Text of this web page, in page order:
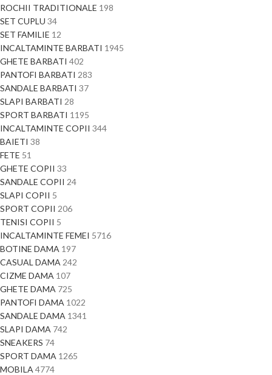
ROCHII TRADITIONALE 198
SET CUPLU 34
SET FAMILIE 12
INCALTAMINTE BARBATI 1945
GHETE BARBATI 402
PANTOFI BARBATI 283
SANDALE BARBATI 37
SLAPI BARBATI 28
SPORT BARBATI 1195
INCALTAMINTE COPII 344
BAIETI 38
FETE 51
GHETE COPII 33
SANDALE COPII 24
SLAPI COPII 5
SPORT COPII 206
TENISI COPII 5
INCALTAMINTE FEMEI 5716
BOTINE DAMA 197
CASUAL DAMA 242
CIZME DAMA 107
GHETE DAMA 725
PANTOFI DAMA 1022
SANDALE DAMA 1341
SLAPI DAMA 742
SNEAKERS 74
SPORT DAMA 1265
MOBILA 4774